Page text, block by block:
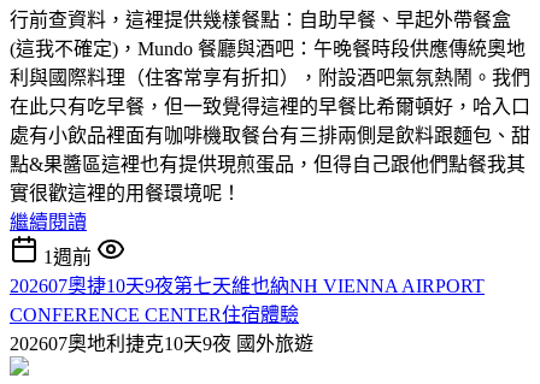
行前查資料，這裡提供幾樣餐點：自助早餐、早起外帶餐盒
(這我不確定)，Mundo 餐廳與酒吧：午晚餐時段供應傳統奧地
利與國際料理（住客常享有折扣），附設酒吧氣氛熱鬧。我們
在此只有吃早餐，但一致覺得這裡的早餐比希爾頓好，哈入口
處有小飲品裡面有咖啡機取餐台有三排兩側是飲料跟麵包、甜
點&果醬區這裡也有提供現煎蛋品，但得自己跟他們點餐我其
實很歡這裡的用餐環境呢！
繼續閱讀
1週前
202607奧捷10天9夜第七天維也納NH VIENNA AIRPORT
CONFERENCE CENTER住宿體驗
202607奧地利捷克10天9夜 國外旅遊